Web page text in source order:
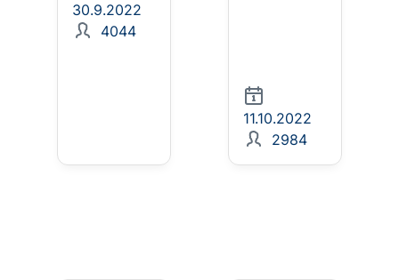
30.9.2022
4044
11.10.2022
2984